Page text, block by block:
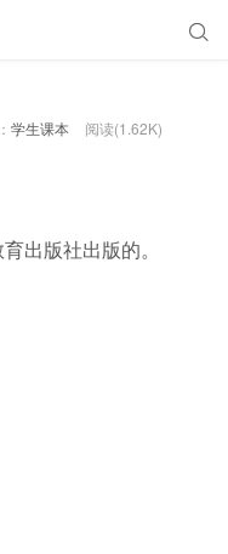

学生课本 阅读(1.62K)
出版社出版的。